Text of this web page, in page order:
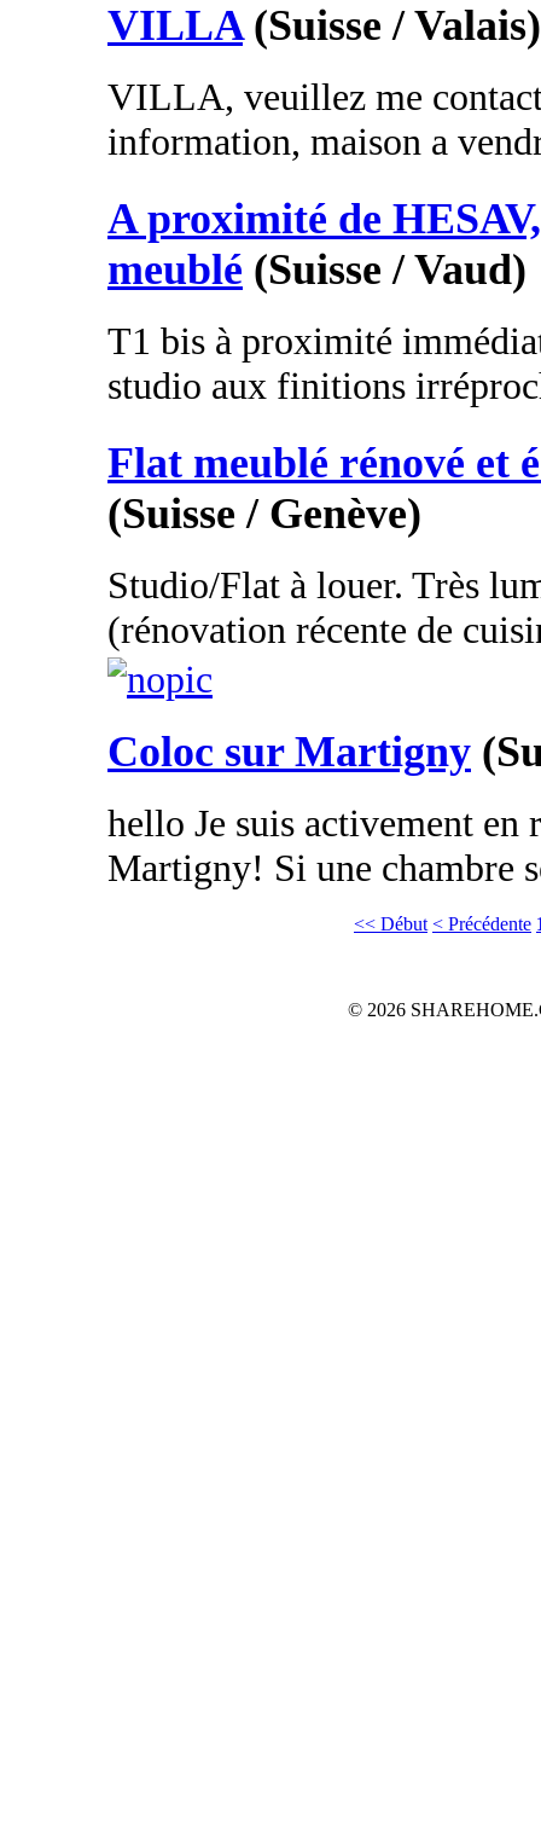
VILLA (Suisse / Valais)
VILLA, veuillez me
information, maison a
A proximité de
meublé (Suisse / Vaud)
T1 bis à proximité
studio aux finitions
Flat meublé rénové et
(Suisse / Genève)
Studio/Flat à louer. Très
(rénovation récente de
Coloc sur Martigny
hello Je suis activement en
Martigny! Si une chambre
<< Début < Précédente
© 2026